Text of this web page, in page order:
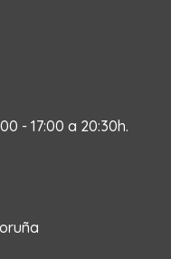
- 17:00 a 20:30h.